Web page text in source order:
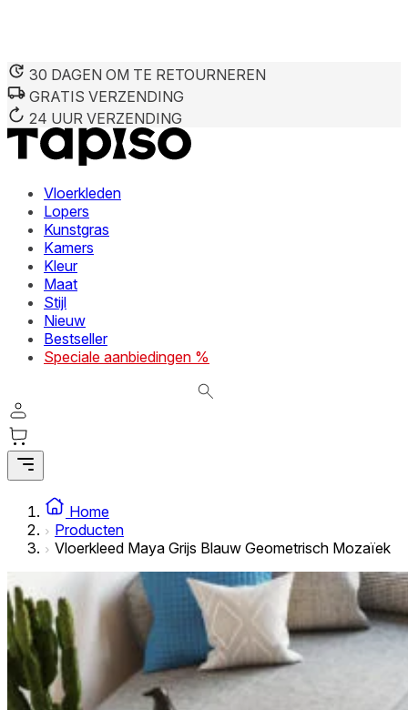
30 DAGEN OM TE RETOURNEREN
GRATIS VERZENDING
24 UUR VERZENDING
Vloerkleden
Lopers
Kunstgras
Kamers
Kleur
Maat
Stijl
Nieuw
Bestseller
Speciale aanbiedingen %
Home
Producten
Vloerkleed Maya Grijs Blauw Geometrisch Mozaïek
We gebruiken cookies om inhoud en advertenties te
deze informatie combineren met andere gegevens die u
diensten.
Noodzakelijk
Noodzakelijke cookies zijn essentieel voor de
verandert, zoals uw voorkeurstaal of de regio waar u zich
interessant zijn voor de individuele gebruiker en
Niet-geclassificeerde cookies zijn cookies die in het